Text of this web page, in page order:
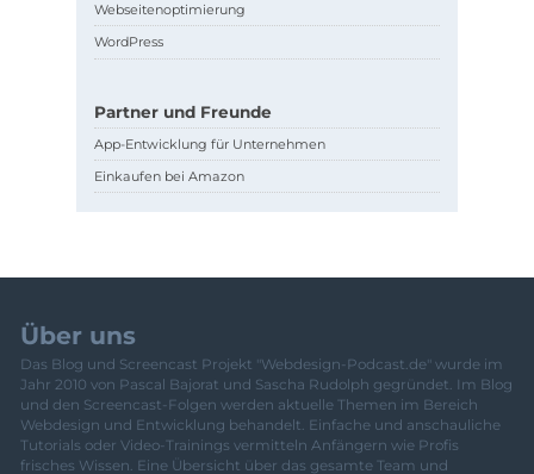
Webseitenoptimierung
WordPress
Partner und Freunde
App-Entwicklung für Unternehmen
Einkaufen bei Amazon
Über uns
Das Blog und Screencast Projekt "Webdesign-Podcast.de" wurde im
Jahr 2010 von Pascal Bajorat und Sascha Rudolph gegründet. Im Blog
und den Screencast-Folgen werden aktuelle Themen im Bereich
Webdesign und Entwicklung behandelt. Einfache und anschauliche
Tutorials oder Video-Trainings vermitteln Anfängern wie Profis
frisches Wissen. Eine Übersicht über das gesamte Team und